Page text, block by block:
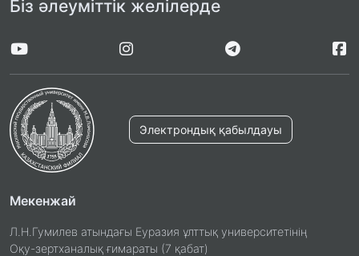
Біз әлеуміттік желілерде
Электрондық қабылдауы
Мекенжай
Л.Н.Гумилев атындағы Еуразия ұлттық университетінің
Оқу-зертханалық ғимараты (7 қабат)